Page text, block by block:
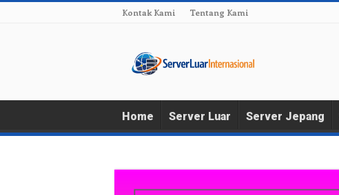
Kontak Kami Tentang Kami
Home Server Luar Server Jepang